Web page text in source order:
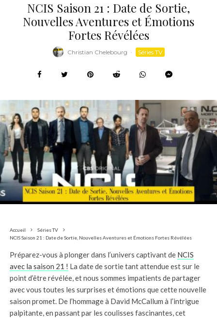
NCIS Saison 21 : Date de Sortie,
Nouvelles Aventures et Émotions
Fortes Révélées
Christian Chelebourg · Séries TV
Accueil
Séries TV
NCIS Saison 21 : Date de Sortie, Nouvelles Aventures et Émotions Fortes Révélées
Préparez-vous à plonger dans l’univers captivant de NCIS
avec la saison 21 ! La date de sortie tant attendue est sur le
point d’être révélée, et nous sommes impatients de partager
avec vous toutes les surprises et émotions que cette nouvelle
saison promet. De l’hommage à David McCallum à l’intrigue
palpitante, en passant par les coulisses fascinantes, cet